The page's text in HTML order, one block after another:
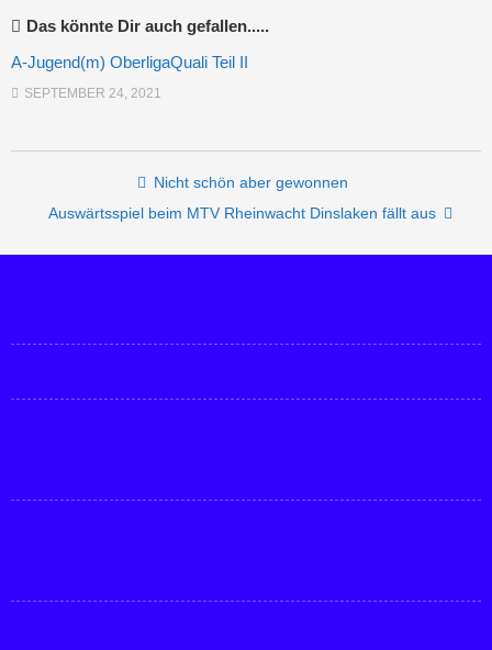
Das könnte Dir auch gefallen.....
A-Jugend(m) OberligaQuali Teil II
SEPTEMBER 24, 2021
Post navigation
Nicht schön aber gewonnen
Auswärtsspiel beim MTV Rheinwacht Dinslaken fällt aus